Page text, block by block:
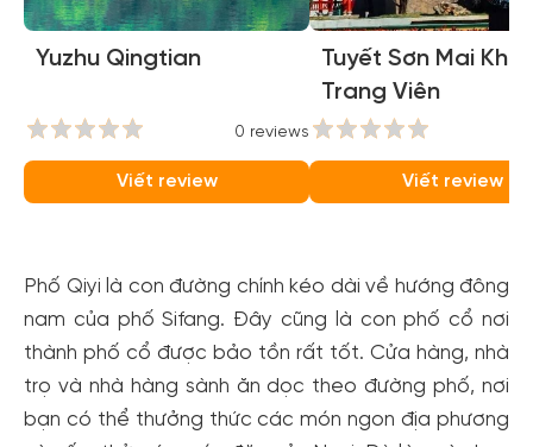
Yuzhu Qingtian
0 reviews
Viết review
Tuyết Sơn Mai Khôi
Trang Viên
Viết review
Phố Qiyi là con đường chính kéo dài về hướng đông
nam của phố Sifang. Đây cũng là con phố cổ nơi
thành phố cổ được bảo tồn rất tốt. Cửa hàng, nhà
trọ và nhà hàng sành ăn dọc theo đường phố, nơi
bạn có thể thưởng thức các món ngon địa phương